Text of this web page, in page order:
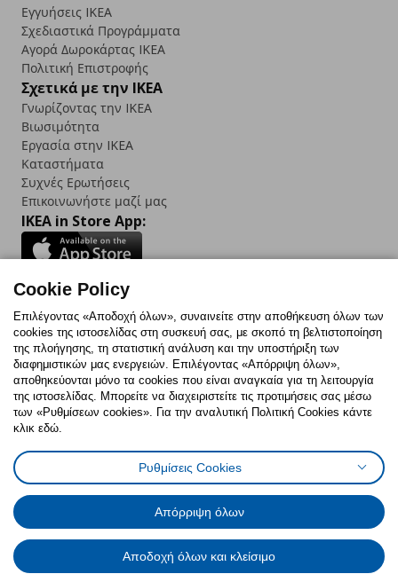
Εγγυήσεις IKEA
Σχεδιαστικά Προγράμματα
Αγορά Δωρoκάρτας IKEA
Πολιτική Επιστροφής
Σχετικά με την IKEA
Γνωρίζοντας την IKEA
Βιωσιμότητα
Εργασία στην IKEA
Καταστήματα
Συχνές Ερωτήσεις
Επικοινωνήστε μαζί μας
IKEA in Store App:
Follow us:
FacebookInstagram
TikTokYoutubePinterestTwitter
Πολιτική CookiesΔήλωση ψηφιακής προσβασιμότητας
Ρυθμίσεις cookiesΌροι Χρήσης
Γενική Πολιτική Προσωπικών Δεδομένων
Πολιτική Προσωπικών Δεδομένων για ΙΚΕΑ.gr
Κώδικας Καταναλωτικής Δεοντολογίας
Cookie Policy
Επιλέγοντας «Αποδοχή όλων», συναινείτε στην αποθήκευση όλων των
cookies της ιστοσελίδας στη συσκευή σας, με σκοπό τη βελτιστοποίηση
της πλοήγησης, τη στατιστική ανάλυση και την υποστήριξη των
διαφημιστικών μας ενεργειών. Επιλέγοντας «Απόρριψη όλων»,
αποθηκεύονται μόνο τα cookies που είναι αναγκαία για τη λειτουργία
της ιστοσελίδας. Μπορείτε να διαχειριστείτε τις προτιμήσεις σας μέσω
των «Ρυθμίσεων cookies». Για την αναλυτική Πολιτική Cookies κάντε
κλικ εδώ.
Ρυθμίσεις Cookies
Απόρριψη όλων
Αποδοχή όλων και κλείσιμο